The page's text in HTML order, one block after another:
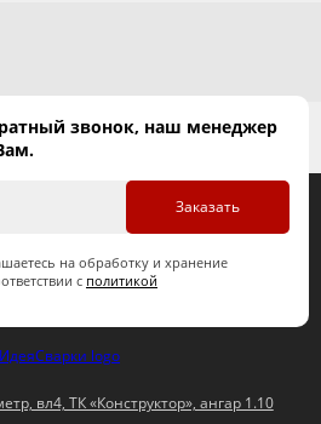
звонок, наш менеджер
Заказать
на обработку и хранение
с политикой
вл4, ТК «Конструктор», ангар 1.10